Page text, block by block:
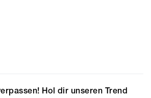
Hol dir unseren Trend